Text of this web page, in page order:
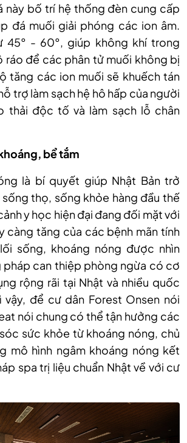
này bố trí hệ thống đèn cung cấp
đá muối giải phóng các ion âm.
45° - 60°, giúp không khí trong
ráo để các phân tử muối không bị
tăng các ion muối sẽ khuếch tán
trợ làm sạch hệ hô hấp của người
thải độc tố và làm sạch lỗ chân
bể tắm
là bí quyết giúp Nhật Bản trở
thọ, sống khỏe hàng đầu thế
y học hiện đại đang đối mặt với
càng tăng của các bệnh mãn tính
sống, khoáng nóng được nhìn
pháp can thiệp phòng ngừa có cơ
rộng rãi tại Nhật và nhiều quốc
vậy, để cư dân Forest Onsen nói
nói chung có thể tận hưởng các
sức khỏe từ khoáng nóng, chủ
mô hình ngâm khoáng nóng kết
spa trị liệu chuẩn Nhật về với cư